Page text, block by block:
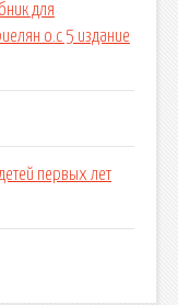
для
о.с 5 издание
первых лет